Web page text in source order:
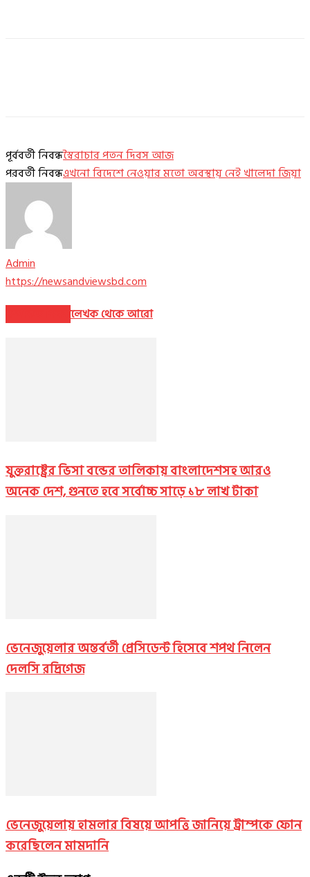
পূর্ববর্তী নিবন্ধস্বৈরাচার পতন দিবস আজ
পরবর্তী নিবন্ধএখনো বিদেশে নেওয়ার মতো অবস্থায় নেই খালেদা জিয়া
Admin
https://newsandviewsbd.com
লেখক থেকে আরো
যুক্তরাষ্ট্রের ভিসা বন্ডের তালিকায় বাংলাদেশসহ আরও
অনেক দেশ, গুনতে হবে সর্বোচ্চ সাড়ে ১৮ লাখ টাকা
ভেনেজুয়েলার অন্তর্বর্তী প্রেসিডেন্ট হিসেবে শপথ নিলেন
দেলসি রদ্রিগেজ
ভেনেজুয়েলায় হামলার বিষয়ে আপত্তি জানিয়ে ট্রাম্পকে ফোন
করেছিলেন মামদানি